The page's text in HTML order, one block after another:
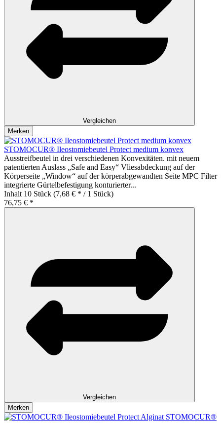
Vergleichen
Merken
STOMOCUR® Ileostomiebeutel Protect medium konvex
Ausstreifbeutel in drei verschiedenen Konvexitäten. mit neuem
patentierten Auslass „Safe and Easy“ Vliesabdeckung auf der
Körperseite „Window“ auf der körperabgewandten Seite MPC Filter
integrierte Gürtelbefestigung konturierter...
Inhalt 10 Stück (7,68 € * / 1 Stück)
76,75 € *
Vergleichen
Merken
STOMOCUR®